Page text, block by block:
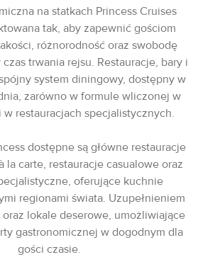
na statkach Princess Cruises
tak, aby zapewnić gościom
różnorodność oraz swobodę
trwania rejsu. Restauracje, bary i
system diningowy, dostępny w
zarówno w formule wliczonej w
w restauracjach specjalistycznych.
dostępne są główne restauracje
la carte, restauracje casualowe oraz
oferujące kuchnie
regionami świata. Uzupełnieniem
oraz lokale deserowe, umożliwiające
gastronomicznej w dogodnym dla
gości czasie.